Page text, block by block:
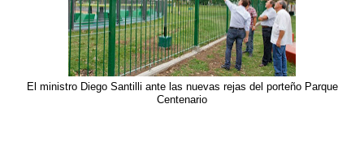
El ministro Diego Santilli ante las nuevas rejas del porteño Parque
Centenario